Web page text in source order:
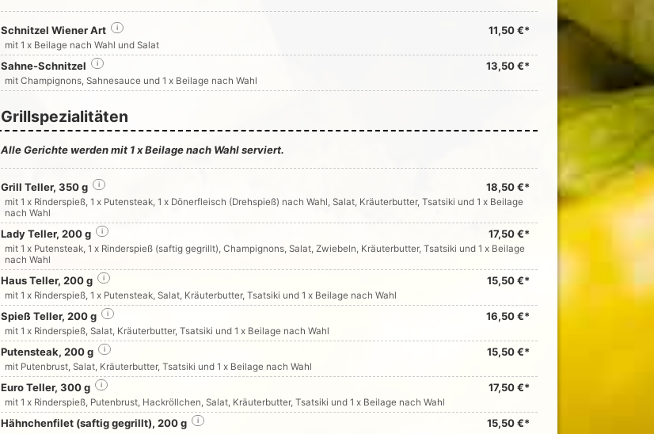
Schnitzel Wiener Art 11,50 €*
i
mit 1 x Beilage nach Wahl und Salat
Sahne-Schnitzel 13,50 €*
i
mit Champignons, Sahnesauce und 1 x Beilage nach Wahl
Grillspezialitäten
Alle Gerichte werden mit 1 x Beilage nach Wahl serviert.
Grill Teller, 350 g 18,50 €*
i
mit 1 x Rinderspieß, 1 x Putensteak, 1 x Dönerfleisch (Drehspieß) nach Wahl, Salat, Kräuterbutter, Tsatsiki und 1 x Beilage
nach Wahl
Lady Teller, 200 g 17,50 €*
i
mit 1 x Putensteak, 1 x Rinderspieß (saftig gegrillt), Champignons, Salat, Zwiebeln, Kräuterbutter, Tsatsiki und 1 x Beilage
nach Wahl
Haus Teller, 200 g 15,50 €*
i
mit 1 x Rinderspieß, 1 x Putensteak, Salat, Kräuterbutter, Tsatsiki und 1 x Beilage nach Wahl
Spieß Teller, 200 g 16,50 €*
i
mit 1 x Rinderspieß, Salat, Kräuterbutter, Tsatsiki und 1 x Beilage nach Wahl
Putensteak, 200 g 15,50 €*
i
mit Putenbrust, Salat, Kräuterbutter, Tsatsiki und 1 x Beilage nach Wahl
Euro Teller, 300 g 17,50 €*
i
mit 1 x Rinderspieß, Putenbrust, Hackröllchen, Salat, Kräuterbutter, Tsatsiki und 1 x Beilage nach Wahl
Hähnchenfilet (saftig gegrillt), 200 g 15,50 €*
i